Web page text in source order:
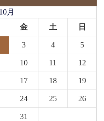
月
金 土 日
3 4 5
10 11 12
17 18 19
24 25 26
31